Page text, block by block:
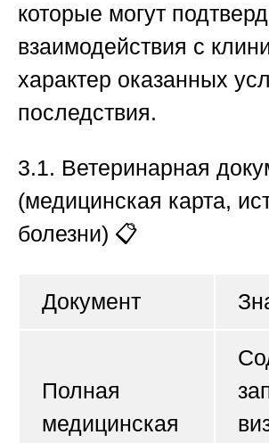
которые могут
взаимодействия с
характер оказанных
последствия.
3.1. Ветеринарная
(медицинская карта,
болезни) 📋
Документ
Полная
медицинская